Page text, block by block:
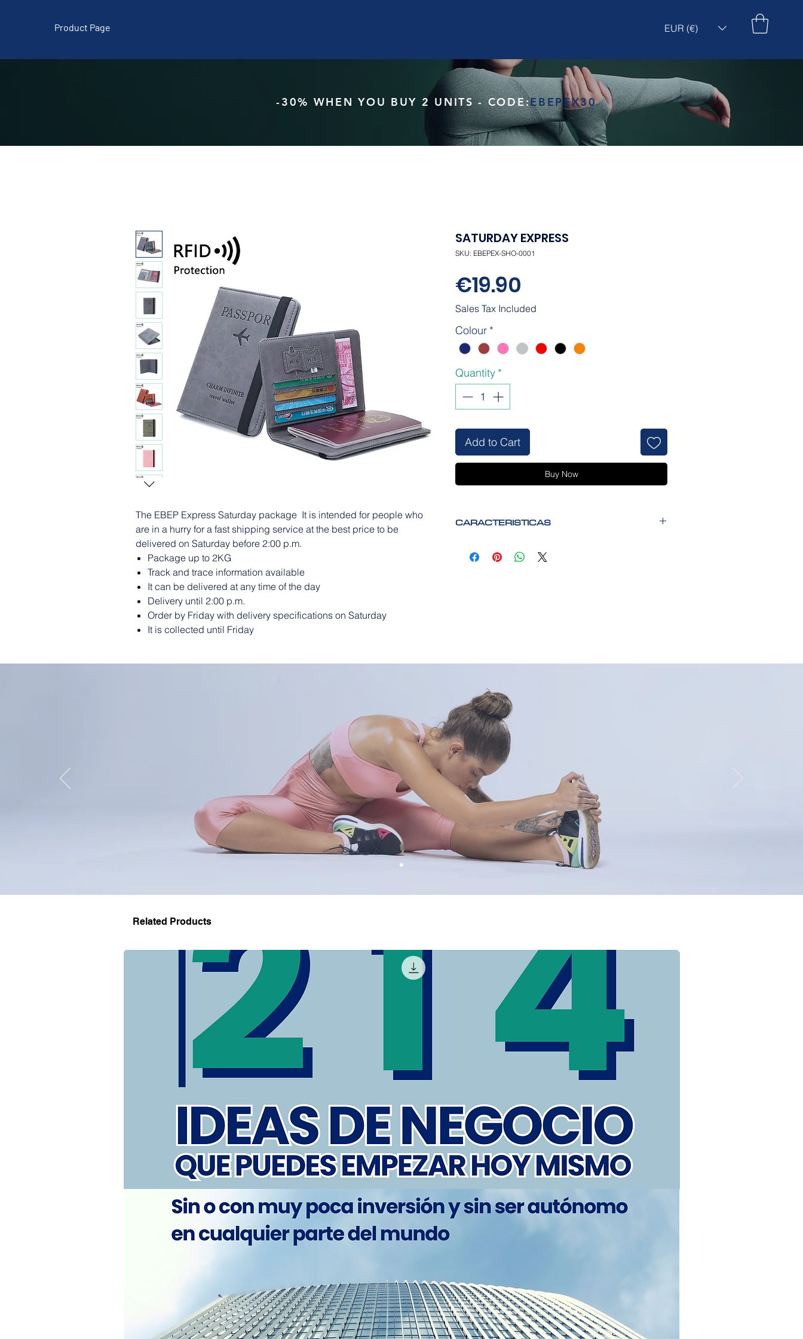
Product Page EUR (€)
-30% WHEN YOU BUY 2 UNITS - CODE:EBEPEX30
The EBEP Express Saturday package It is intended for people who
are in a hurry for a fast shipping service at the best price to be
delivered on Saturday before 2:00 p.m.
Package up to 2KG
Track and trace information available
It can be delivered at any time of the day
Delivery until 2:00 p.m.
Order by Friday with delivery specifications on Saturday
It is collected until Friday
SATURDAY EXPRESS
SKU: EBEPEX-SHO-0001
€19.90
Sales Tax Included
Colour *
Quantity *
Add to Cart
Buy Now
CARACTERISTICAS
Disfrute De Cada Viaje]: La billetera de pasaporte
para pasaporte de viaje tiene 4 ranuras para
tarjetas, 1 bolsillo grande para efectivo, 1 ranura
para pasaporte, 1 ranura para boletos, 2 ranuras
para tarjetas SIM. El diseño multifuncional puede
satisfacer sus diversas necesidades y facilitarle el
almacenamiento de sus diversos documentos
importantes y pertenencias personales. El diseño
razonable de la ranura para tarjetas hace que sea
fácil de poner y quitar.
✈️ [Vendaje Elástico Alto Anticaídas/Antirrobo &
Cuero Cómodo Y De Primera Calidad]: Estas
cartera de pasaporte de viaje son especiales y
adoptan un diseño de vendaje elástico alto
antirrobo, pueden proteger mejor sus pertenencias
de caídas y pérdidas. Y nuestras carteras de viaje
de alta calidad. El soporte de cuero para
MSKS funda pasaporte para mujeres/hombres, que
puede adaptarse a la mayoría de los tamaños de
pasaporte, incluidos los pasaportes británicos,
estadounidenses y europeos, por lo que no tiene
que preocuparse por la incompatibilidad de
tamaño . Además, el diseño liviano hace que esta
Para Regalos]: Esta funda de pasaporte tiene un
estilo novedoso y está llena de una textura
colores. Puede elegir el color que le pertenece
entre 8 colores. Diseño clásico y unisex, asequible y
atractivo, se puede utilizar como regalo de primera
elección para el día del padre, cumpleaños de un
amigo, Navidad y otros días festivos.
Related Products